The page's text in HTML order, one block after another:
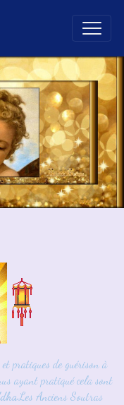
pratiques de guérison à
ayant pratiqué cela sont
.Les Anciens Soutras